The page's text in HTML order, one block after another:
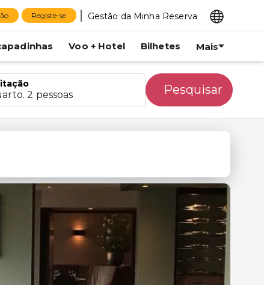
Registe-se Gestão da Minha Reserva
Voo + Hotel Bilhetes Mais
2 pessoas Pesquisar